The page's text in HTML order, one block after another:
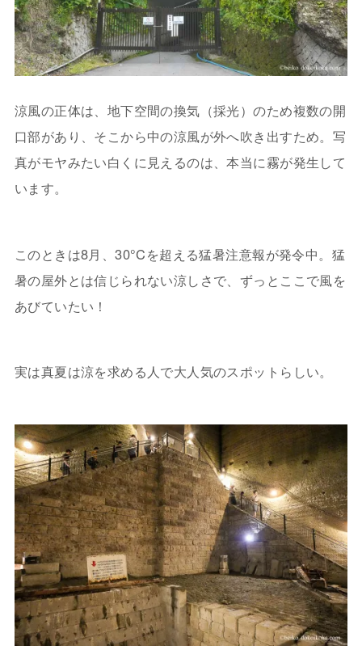
涼風の正体は、地下空間の換気（採光）のため複数の開
口部があり、そこから中の涼風が外へ吹き出すため。写
真がモヤみたい白くに見えるのは、本当に霧が発生して
います。
このときは8月、30°Cを超える猛暑注意報が発令中。猛
暑の屋外とは信じられない涼しさで、ずっとここで風を
あびていたい！
実は真夏は涼を求める人で大人気のスポットらしい。